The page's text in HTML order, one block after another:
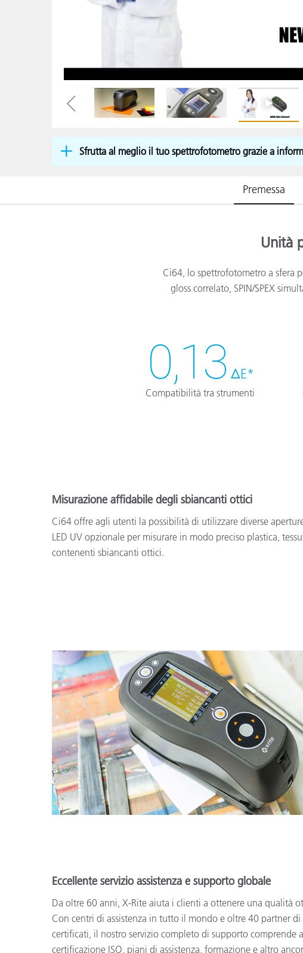
Sfrutta al meglio il tuo spettrofotometro grazie a
Premessa
Unità
Ci64, lo spettrofotometro a sfera
gloss correlato, SPIN/SPEX
0,13 ΔE*
Compatibilità tra strumenti
Misurazione affidabile degli sbiancanti ottici
Ci64 offre agli utenti la possibilità di utilizzare diverse
LED UV opzionale per misurare in modo preciso plastica,
contenenti sbiancanti ottici.
Eccellente servizio assistenza e supporto globale
Da oltre 60 anni, X-Rite aiuta i clienti a ottenere una qualità
Con centri di assistenza in tutto il mondo e oltre 40 partner di
certificati, il nostro servizio completo di supporto comprende
certificazione ISO, piani di assistenza, formazione e altro